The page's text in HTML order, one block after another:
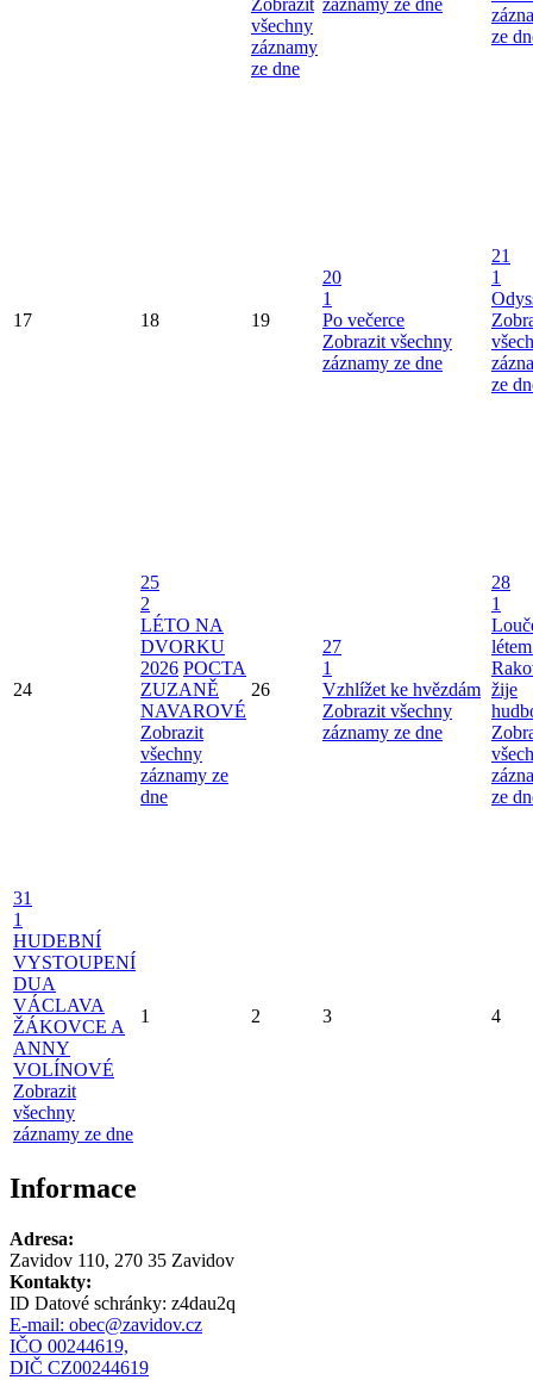
Zobrazit
všechny
záznamy
ze dne
záznamy ze dne
ze
17 18 19
20
1
Po večerce
Zobrazit všechny
záznamy ze dne
21
1
ze
24
25
2
LÉTO NA
DVORKU
2026 POCTA
ZUZANĚ
NAVAROVÉ
Zobrazit
všechny
záznamy ze
dne
26
27
1
Vzhlížet ke hvězdám
Zobrazit všechny
záznamy ze dne
28
1
žije
ze
31
1
HUDEBNÍ
VYSTOUPENÍ
DUA
VÁCLAVA
ŽÁKOVCE A
ANNY
VOLÍNOVÉ
Zobrazit
všechny
záznamy ze dne
1 2 3 4
Informace
Adresa:
Zavidov 110, 270 35 Zavidov
Kontakty:
ID Datové schránky: z4dau2q
E-mail: obec@zavidov.cz
IČO 00244619,
DIČ CZ00244619